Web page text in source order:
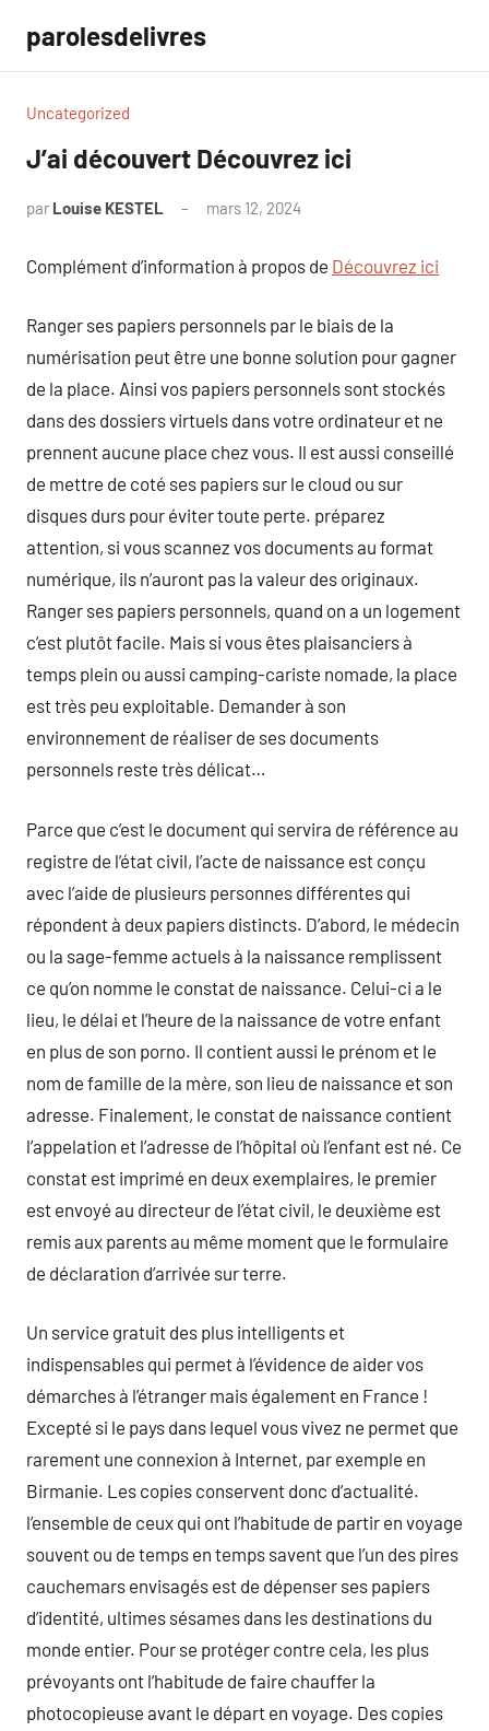
contenu
parolesdelivres
Uncategorized
J’ai découvert Découvrez ici
par Louise KESTEL mars 12, 2024
Complément d’information à propos de Découvrez ici
Ranger ses papiers personnels par le biais de la
numérisation peut être une bonne solution pour gagner
de la place. Ainsi vos papiers personnels sont stockés
dans des dossiers virtuels dans votre ordinateur et ne
prennent aucune place chez vous. Il est aussi conseillé
de mettre de coté ses papiers sur le cloud ou sur
disques durs pour éviter toute perte. préparez
attention, si vous scannez vos documents au format
numérique, ils n’auront pas la valeur des originaux.
Ranger ses papiers personnels, quand on a un logement
c’est plutôt facile. Mais si vous êtes plaisanciers à
temps plein ou aussi camping-cariste nomade, la place
est très peu exploitable. Demander à son
environnement de réaliser de ses documents
personnels reste très délicat…
Parce que c’est le document qui servira de référence au
registre de l’état civil, l’acte de naissance est conçu
avec l’aide de plusieurs personnes différentes qui
répondent à deux papiers distincts. D’abord, le médecin
ou la sage-femme actuels à la naissance remplissent
ce qu’on nomme le constat de naissance. Celui-ci a le
lieu, le délai et l’heure de la naissance de votre enfant
en plus de son porno. Il contient aussi le prénom et le
nom de famille de la mère, son lieu de naissance et son
adresse. Finalement, le constat de naissance contient
l’appelation et l’adresse de l’hôpital où l’enfant est né. Ce
constat est imprimé en deux exemplaires, le premier
est envoyé au directeur de l’état civil, le deuxième est
remis aux parents au même moment que le formulaire
de déclaration d’arrivée sur terre.
Un service gratuit des plus intelligents et
indispensables qui permet à l’évidence de aider vos
démarches à l’étranger mais également en France !
Excepté si le pays dans lequel vous vivez ne permet que
rarement une connexion à Internet, par exemple en
Birmanie. Les copies conservent donc d’actualité.
l’ensemble de ceux qui ont l’habitude de partir en voyage
souvent ou de temps en temps savent que l’un des pires
cauchemars envisagés est de dépenser ses papiers
d’identité, ultimes sésames dans les destinations du
monde entier. Pour se protéger contre cela, les plus
prévoyants ont l’habitude de faire chauffer la
photocopieuse avant le départ en voyage. Des copies